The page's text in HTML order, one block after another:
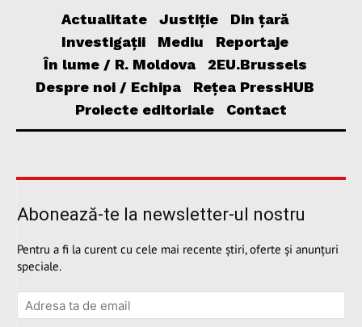
Actualitate Justiție
Din țară
Investigații
Mediu
Reportaje
În lume / R. Moldova
2EU.Brussels
Despre noi / Echipa
Rețea PressHUB
Proiecte editoriale
Contact
Abonează-te la newsletter-ul nostru
Pentru a fi la curent cu cele mai recente știri, oferte și anunțuri
speciale.